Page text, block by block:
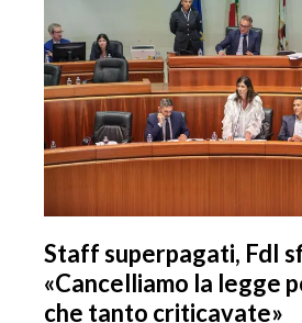
Staff superpagati, FdI
«Cancelliamo la legge
che tanto criticavate»